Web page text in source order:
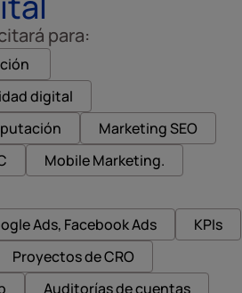
para:
digital
Marketing SEO
Mobile Marketing.
Ads, Facebook Ads
KPIs
Proyectos de CRO
Auditorías de cuentas